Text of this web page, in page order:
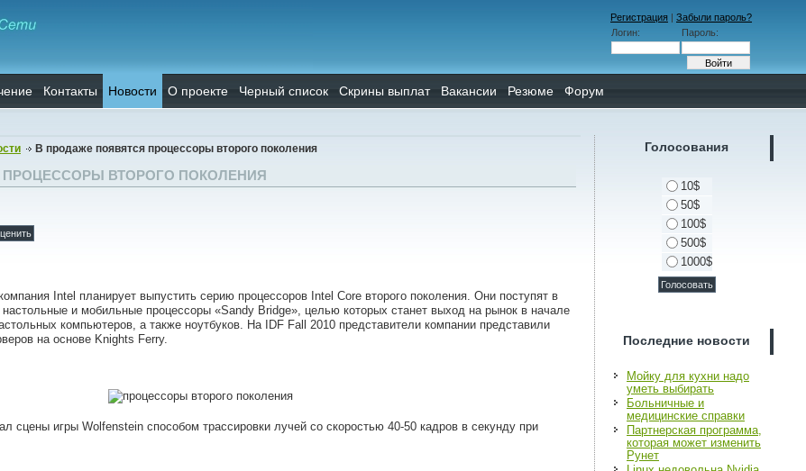
Регистрация | Забыли пароль?
Логин:
Пароль:
Контакты Новости О проекте Черный список Скрины выплат Вакансии Резюме Форум
В продаже появятся процессоры второго поколения
ВТОРОГО ПОКОЛЕНИЯ
Intel планирует выпустить серию процессоров Intel Core второго поколения. Они поступят в
и мобильные процессоры «Sandy Bridge», целью которых станет выход на рынок в начале
компьютеров, а также ноутбуков. На IDF Fall 2010 представители компании представили
на основе Knights Ferry.
сцены игры Wolfenstein способом трассировки лучей со скоростью 40-50 кадров в секунду при
Голосования
10$
50$
100$
500$
1000$
Последние новости
Мойку для кухни надо
уметь выбирать
Больничные и
медицинские справки
Партнерская программа,
которая может изменить
Рунет